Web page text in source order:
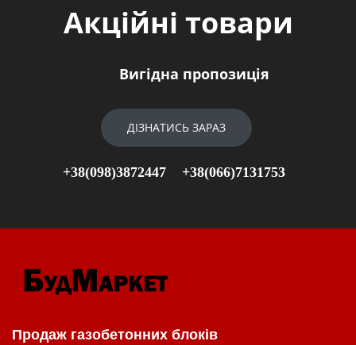
Акційні товари
Вигідна пропозиція
ДІЗНАТИСЬ ЗАРАЗ
+38(098)3872447 +38(066)7131753
Продаж газобетонних блоків